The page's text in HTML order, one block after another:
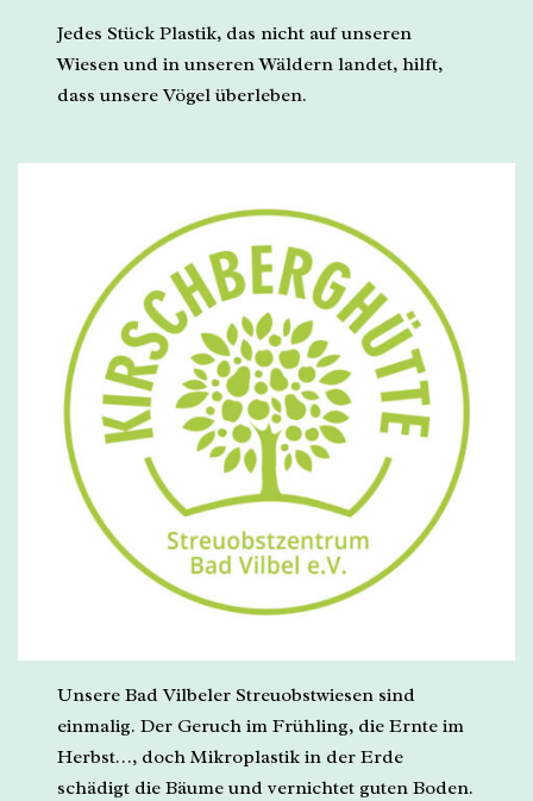
Jedes Stück Plastik, das nicht auf unseren
Wiesen und in unseren Wäldern landet, hilft,
dass unsere Vögel überleben.
Unsere Bad Vilbeler Streuobstwiesen sind
einmalig. Der Geruch im Frühling, die Ernte im
Herbst…, doch Mikroplastik in der Erde
schädigt die Bäume und vernichtet guten Boden.